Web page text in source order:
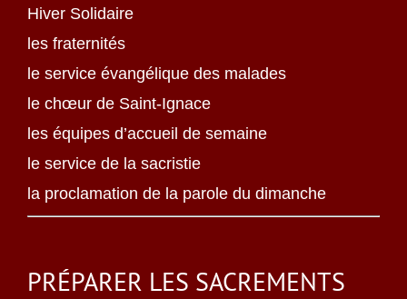
Hiver Solidaire
les fraternités
le service évangélique des malades
le chœur de Saint-Ignace
les équipes d’accueil de semaine
le service de la sacristie
la proclamation de la parole du dimanche
PRÉPARER LES SACREMENTS